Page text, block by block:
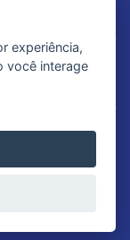
Todos os
experiência,
você interage